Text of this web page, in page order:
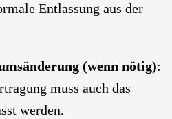
Ent­las­sung aus der
(wenn nötig):
muss auch das
wer­den.